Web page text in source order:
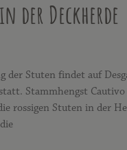
der Deckherde
der Stuten findet auf
Stammhengst
rossigen Stuten in der